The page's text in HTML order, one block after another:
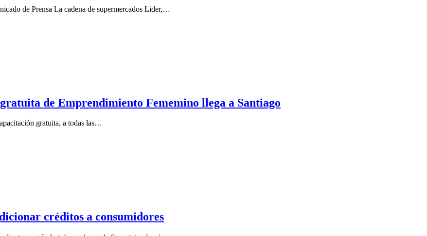
de Prensa La cadena de supermercados Lider,…
de Emprendimiento Fememino llega a Santiago
gratuita, a todas las…
créditos a consumidores